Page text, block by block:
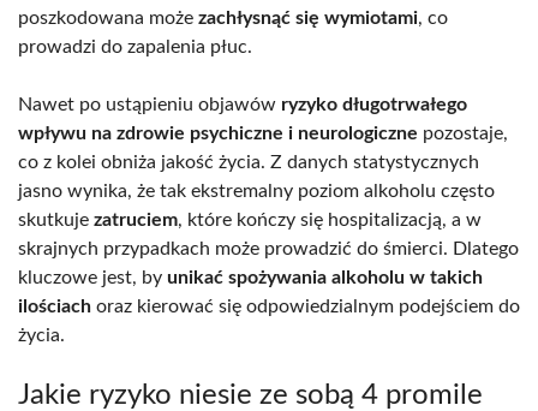
poszkodowana może zachłysnąć się wymiotami, co
prowadzi do zapalenia płuc.
Nawet po ustąpieniu objawów ryzyko długotrwałego
wpływu na zdrowie psychiczne i neurologiczne pozostaje,
co z kolei obniża jakość życia. Z danych statystycznych
jasno wynika, że tak ekstremalny poziom alkoholu często
skutkuje zatruciem, które kończy się hospitalizacją, a w
skrajnych przypadkach może prowadzić do śmierci. Dlatego
kluczowe jest, by unikać spożywania alkoholu w takich
ilościach oraz kierować się odpowiedzialnym podejściem do
życia.
Jakie ryzyko niesie ze sobą 4 promile